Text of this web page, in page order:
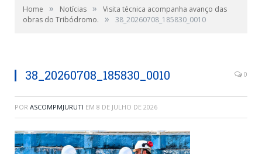
Home » Notícias »
Visita técnica acompanha avanço das
obras do Tribódromo.
» 38_20260708_185830_0010
38_20260708_185830_0010 0
POR ASCOMPMJURUTI EM 8 DE JULHO DE 2026